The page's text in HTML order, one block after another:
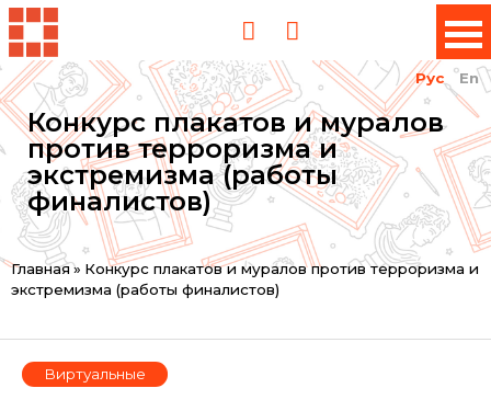
Рус En
Конкурс плакатов и муралов
против терроризма и
экстремизма (работы
финалистов)
Вы
здесь
Главная» Конкурс плакатов и муралов против терроризма и
экстремизма (работы финалистов)
Виртуальные